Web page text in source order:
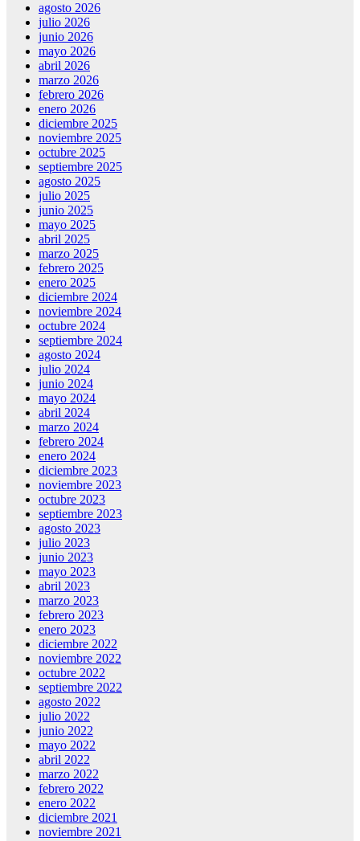
agosto 2026
julio 2026
junio 2026
mayo 2026
abril 2026
marzo 2026
febrero 2026
enero 2026
diciembre 2025
noviembre 2025
octubre 2025
septiembre 2025
agosto 2025
julio 2025
junio 2025
mayo 2025
abril 2025
marzo 2025
febrero 2025
enero 2025
diciembre 2024
noviembre 2024
octubre 2024
septiembre 2024
agosto 2024
julio 2024
junio 2024
mayo 2024
abril 2024
marzo 2024
febrero 2024
enero 2024
diciembre 2023
noviembre 2023
octubre 2023
septiembre 2023
agosto 2023
julio 2023
junio 2023
mayo 2023
abril 2023
marzo 2023
febrero 2023
enero 2023
diciembre 2022
noviembre 2022
octubre 2022
septiembre 2022
agosto 2022
julio 2022
junio 2022
mayo 2022
abril 2022
marzo 2022
febrero 2022
enero 2022
diciembre 2021
noviembre 2021